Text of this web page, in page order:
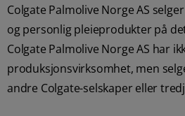
Colgate Palmolive Norge AS
og personlig pleieprodukter på
Colgate Palmolive Norge AS har
produksjonsvirksomhet, men
andre Colgate-selskaper eller